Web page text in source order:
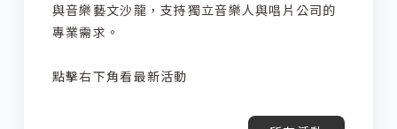
與音樂藝文沙龍，支持獨立音樂人與唱片公司的
專業需求。
點擊右下角看最新活動